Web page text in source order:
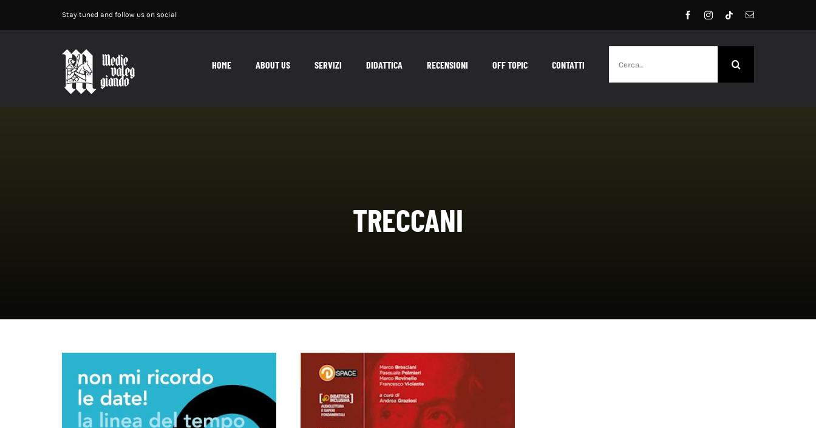
Stay tuned and follow us on social
HOME ABOUT US SERVIZI DIDATTICA RECENSIONI OFF TOPIC CONTATTI
per:
TRECCANI